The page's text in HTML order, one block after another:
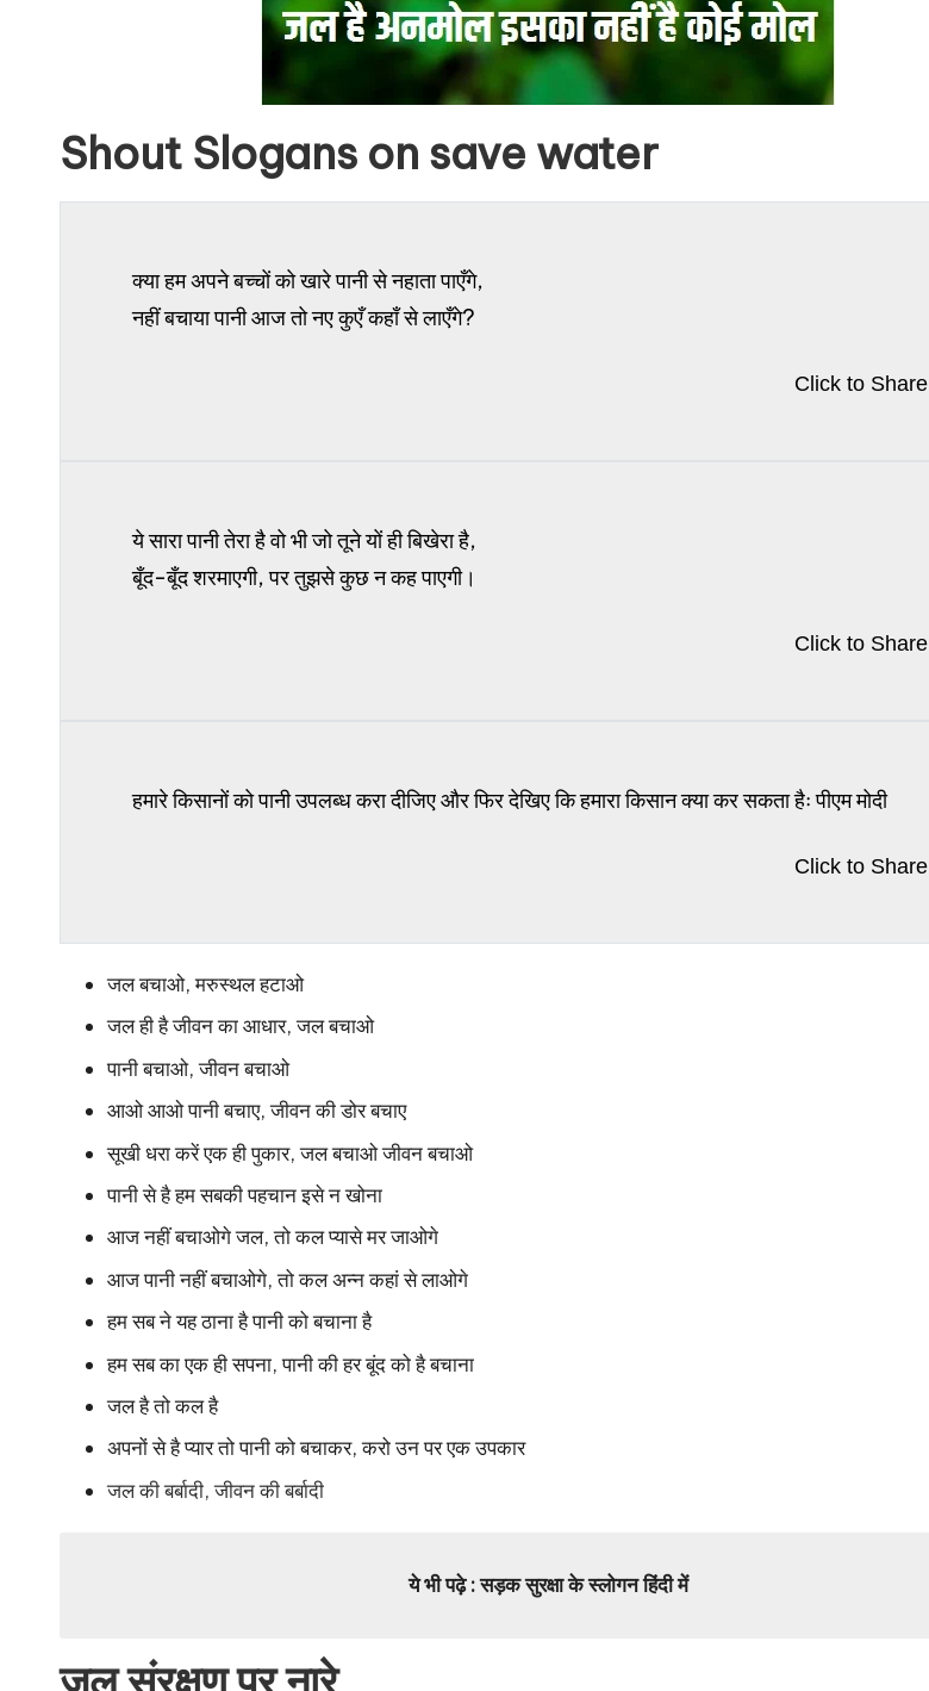
Shout Slogans on save water
क्या हम अपने बच्चों को खारे पानी से नहाता पाएँगे,
नहीं बचाया पानी आज तो नए कुएँ कहाँ से लाएँगे?
Click to Share
ये सारा पानी तेरा है वो भी जो तूने यों ही बिखेरा है,
बूँद-बूँद शरमाएगी, पर तुझसे कुछ न कह पाएगी।
Click to Share
हमारे किसानों को पानी उपलब्ध करा दीजिए और फिर देखिए कि हमारा किसान क्या कर सकता हैः पीएम मोदी
Click to Share
जल बचाओ, मरुस्थल हटाओ
जल ही है जीवन का आधार, जल बचाओ
पानी बचाओ, जीवन बचाओ
आओ आओ पानी बचाए, जीवन की डोर बचाए
सूखी धरा करें एक ही पुकार, जल बचाओ जीवन बचाओ
पानी से है हम सबकी पहचान इसे न खोना
आज नहीं बचाओगे जल, तो कल प्यासे मर जाओगे
आज पानी नहीं बचाओगे, तो कल अन्न कहां से लाओगे
हम सब ने यह ठाना है पानी को बचाना है
हम सब का एक ही सपना, पानी की हर बूंद को है बचाना
जल है तो कल है
अपनों से है प्यार तो पानी को बचाकर, करो उन पर एक उपकार
जल की बर्बादी, जीवन की बर्बादी
ये भी पढ़े :सड़क सुरक्षा के स्लोगन हिंदी में